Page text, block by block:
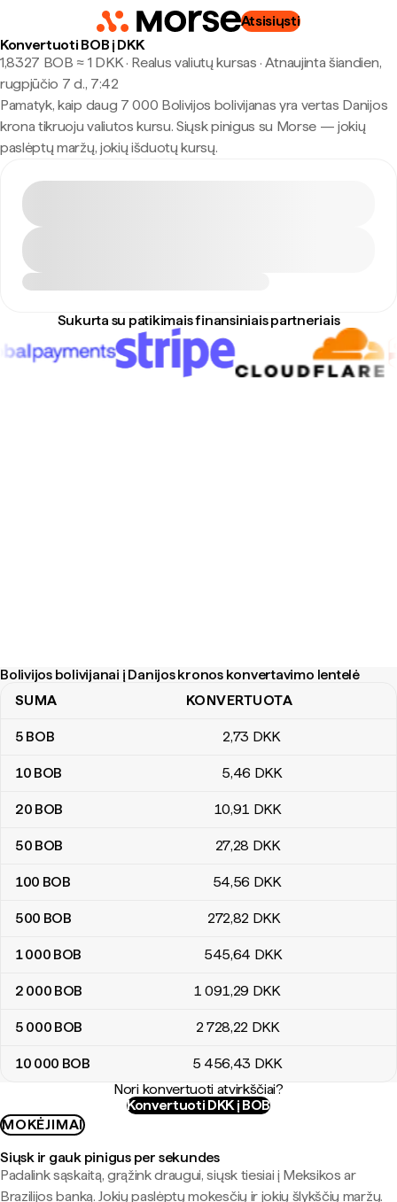
Atsisiųsti
Konvertuoti BOB į DKK
1,8327 BOB ≈ 1 DKK · Realus valiutų kursas · Atnaujinta šiandien,
rugpjūčio 7 d., 7:42
Pamatyk, kaip daug 7 000 Bolivijos bolivijanas yra vertas Danijos
krona tikruoju valiutos kursu. Siųsk pinigus su Morse — jokių
paslėptų maržų, jokių išduotų kursų.
Sukurta su patikimais finansiniais partneriais
Bolivijos bolivijanai į Danijos kronos konvertavimo lentelė
Bolivijos bolivijanai į Danijos kronos konvertavimo lentelė
SUMA KONVERTUOTA
5 BOB 2,73 DKK
10 BOB 5,46 DKK
20 BOB 10,91 DKK
50 BOB 27,28 DKK
100 BOB 54,56 DKK
500 BOB 272,82 DKK
1 000 BOB 545,64 DKK
2 000 BOB 1 091,29 DKK
5 000 BOB 2 728,22 DKK
10 000 BOB 5 456,43 DKK
Nori konvertuoti atvirkščiai?
Konvertuoti DKK į BOB
MOKĖJIMAI
Siųsk ir gauk pinigus per sekundes
Padalink sąskaitą, grąžink draugui, siųsk tiesiai į Meksikos ar
Brazilijos banką. Jokių paslėptų mokesčių ir jokių šlykščių maržų.